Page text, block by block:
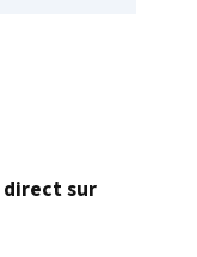
direct sur